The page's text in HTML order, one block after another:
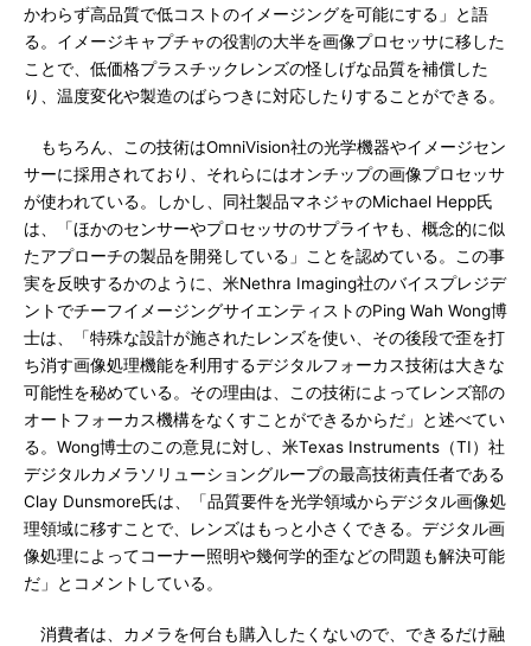
かわらず高品質で低コストのイメージングを可能にする」と語
る。イメージキャプチャの役割の大半を画像プロセッサに移した
ことで、低価格プラスチックレンズの怪しげな品質を補償した
り、温度変化や製造のばらつきに対応したりすることができる。
もちろん、この技術はOmniVision社の光学機器やイメージセン
サーに採用されており、それらにはオンチップの画像プロセッサ
が使われている。しかし、同社製品マネジャのMichael Hepp氏
は、「ほかのセンサーやプロセッサのサプライヤも、概念的に似
たアプローチの製品を開発している」ことを認めている。この事
実を反映するかのように、米Nethra Imaging社のバイスプレジデ
ントでチーフイメージングサイエンティストのPing Wah Wong博
士は、「特殊な設計が施されたレンズを使い、その後段で歪を打
ち消す画像処理機能を利用するデジタルフォーカス技術は大きな
可能性を秘めている。その理由は、この技術によってレンズ部の
オートフォーカス機構をなくすことができるからだ」と述べてい
る。Wong博士のこの意見に対し、米Texas Instruments（TI）社
デジタルカメラソリューショングループの最高技術責任者である
Clay Dunsmore氏は、「品質要件を光学領域からデジタル画像処
理領域に移すことで、レンズはもっと小さくできる。デジタル画
像処理によってコーナー照明や幾何学的歪などの問題も解決可能
だ」とコメントしている。
消費者は、カメラを何台も購入したくないので、できるだけ融